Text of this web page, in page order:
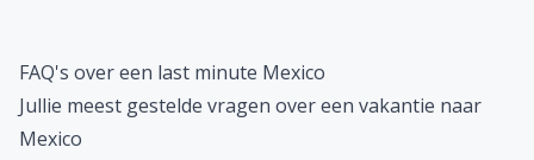
FAQ's over een last minute Mexico
Jullie meest gestelde vragen over een vakantie naar
Mexico